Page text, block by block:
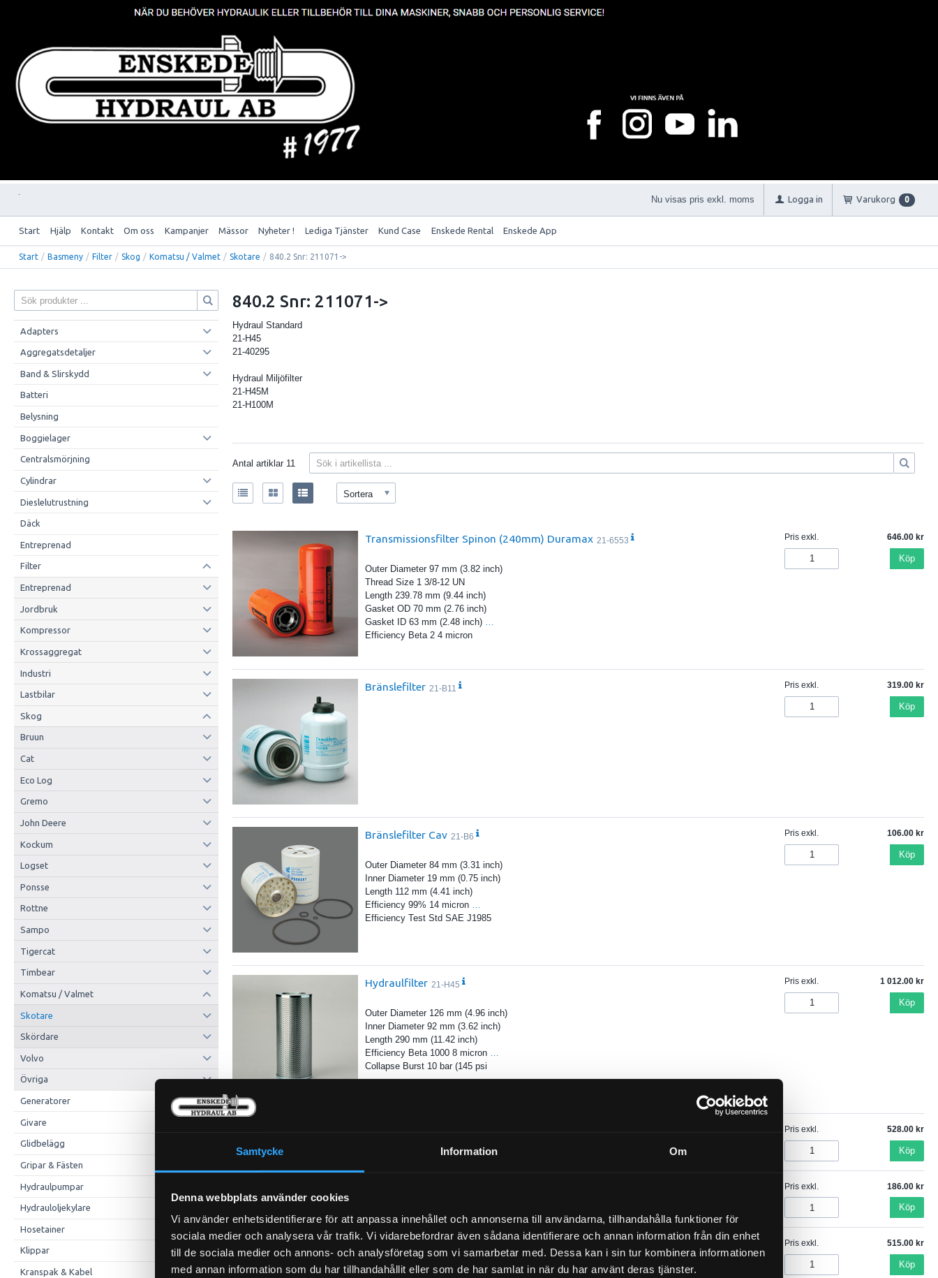
Samtycke Information Om
Denna webbplats använder cookies
Vi använder enhetsidentifierare för att anpassa innehållet och annonserna till användarna, tillhandahålla funktioner för
sociala medier och analysera vår trafik. Vi vidarebefordrar även sådana identifierare och annan information från din enhet
till de sociala medier och annons- och analysföretag som vi samarbetar med. Dessa kan i sin tur kombinera informationen
med annan information som du har tillhandahållit eller som de har samlat in när du har använt deras tjänster.
Nu visas pris exkl. moms Logga in Varukorg 0
Start Hjälp Kontakt Om oss Kampanjer Mässor Nyheter ! Lediga Tjänster Kund Case Enskede Rental Enskede App
Start / Basmeny / Filter / Skog / Komatsu / Valmet / Skotare / 840.2 Snr: 211071->
Adapters
Aggregatsdetaljer
Band & Slirskydd
Batteri
Belysning
Boggielager
Centralsmörjning
Cylindrar
Dieslelutrustning
Däck
Entreprenad
Filter
Entreprenad
Jordbruk
Kompressor
Krossaggregat
Industri
Lastbilar
Skog
Bruun
Cat
Eco Log
Gremo
John Deere
Kockum
Logset
Ponsse
Rottne
Sampo
Tigercat
Timbear
Komatsu / Valmet
Skotare
Skördare
Volvo
Övriga
Generatorer
Givare
Glidbelägg
Gripar & Fästen
Hydraulpumpar
Hydrauloljekylare
Hosetainer
Klippar
Kranspak & Kabel
840.2 Snr: 211071->
Hydraul Standard
21-H45
21-40295
Hydraul Miljöfilter
21-H45M
21-H100M
Antal artiklar 11
Sortera
Transmissionsfilter Spinon (240mm) Duramax 21-6553
Outer Diameter 97 mm (3.82 inch)
Thread Size 1 3/8-12 UN
Length 239.78 mm (9.44 inch)
Gasket OD 70 mm (2.76 inch)
Gasket ID 63 mm (2.48 inch)
Efficiency Beta 2 4 micron
Pris exkl. 646.00
Köp
Bränslefilter 21-B11 Pris exkl. 319.00
Köp
Bränslefilter Cav 21-B6
Outer Diameter 84 mm (3.31 inch)
Inner Diameter 19 mm (0.75 inch)
Length 112 mm (4.41 inch)
Efficiency 99% 14 micron
Efficiency Test Std SAE J1985
Pris exkl. 106.00
Köp
Hydraulfilter 21-H45
Outer Diameter 126 mm (4.96 inch)
Inner Diameter 92 mm (3.62 inch)
Length 290 mm (11.42 inch)
Efficiency Beta 1000 8 micron
Collapse Burst 10 bar (145 psi
Pris exkl. 1 012.00
Köp
Pris exkl. 528.00
Köp
Pris exkl. 186.00
Köp
Pris exkl. 515.00
Köp